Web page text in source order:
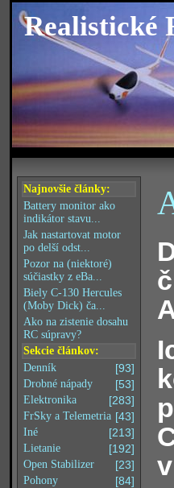
Realistické
Najnovšie články:
Battery monitor ako
indikátor stavu...
Jak nastartovat motor
po delší odst...
Pozor na (niektoré)
súčiastky z eBa...
Biely C-130 Hercules
(Moby Dick) ča...
Ako na zistenie dosahu
RC súpravy?
Sekcie článkov:
[93]
Denník
[53]
Drobné nápady
[283]
Elektronika
[43]
FrSky a Telemetria
[213]
Iné
[192]
Lietanie
[23]
Open Stabilizer
[84]
Pohony